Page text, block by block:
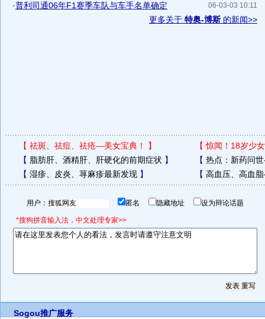
06-03-03 10:11
·普利司通06年F1赛季车队与车手名单确定
更多关于 特奥-博斯 的新闻>>
【 祛斑、祛痘、祛疮—美女宝典！ 】 【惊闻！18岁少
【 脂肪肝、酒精肝、肝硬化的前期症状 】 【 热点：新药问
【 湿疹、皮炎、荨麻疹最新发现】 【 高血压、高血
用户： 匿名 隐藏地址 设为辩论话题
*搜狗拼音输入法，中文处理专家>>
Sogou推广服务